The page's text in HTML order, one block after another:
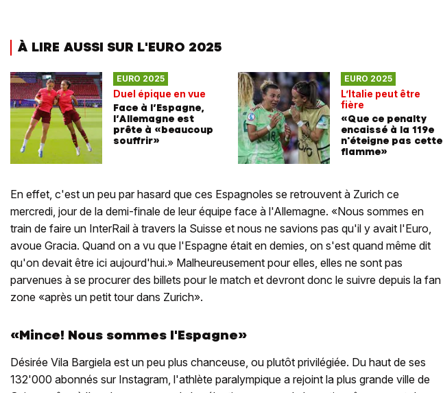
À LIRE AUSSI SUR L'EURO 2025
EURO 2025
Duel épique en vue
Face à l’Espagne,
l’Allemagne est
prête à «beaucoup
souffrir»
EURO 2025
L’Italie peut être
fière
«Que ce penalty
encaissé à la 119e
n'éteigne pas cette
flamme»
En effet, c'est un peu par hasard que ces Espagnoles se retrouvent à Zurich ce
mercredi, jour de la demi-finale de leur équipe face à l'Allemagne. «Nous sommes en
train de faire un InterRail à travers la Suisse et nous ne savions pas qu'il y avait l'Euro,
avoue Gracia. Quand on a vu que l'Espagne était en demies, on s'est quand même dit
qu'on devait être ici aujourd'hui.» Malheureusement pour elles, elles ne sont pas
parvenues à se procurer des billets pour le match et devront donc le suivre depuis la fan
zone «après un petit tour dans Zurich».
«Mince! Nous sommes l'Espagne»
Désirée Vila Bargiela est un peu plus chanceuse, ou plutôt privilégiée. Du haut de ses
132'000 abonnés sur Instagram, l'athlète paralympique a rejoint la plus grande ville de